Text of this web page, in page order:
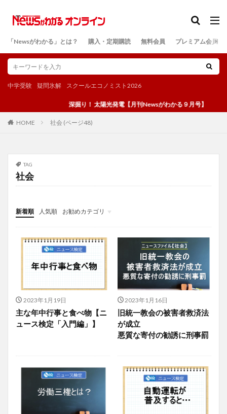
「Newsがわかる」とは？ 購入・定期購読 無料会員 プレミアム会員
中学受験 疑問氷解 スクールエコノミスト2026
深掘り！ 太陽光発電【月刊Newsがわかる９月号】
HOME 社会 (ページ48)
TAG
社会
新着順 人気順
お勧めカテゴリ
投稿
学び
マンガ
電子書籍
2023年1月19日
主な年中行事と食べ物【ニ
ュース検定「入門編」】
2023年1月16日
旧統一教会の被害者救済法
が成立
悪質な寄付の勧誘に刑事罰
検索